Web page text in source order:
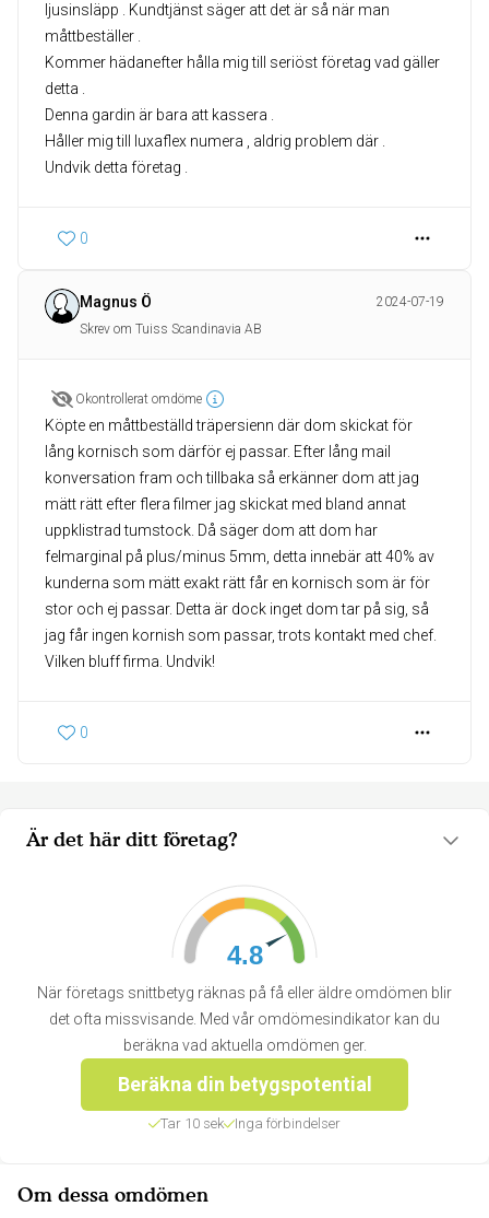
Är det här ditt företag?
4.8
När företags snittbetyg räknas på få eller äldre omdömen blir
det ofta missvisande. Med vår omdömesindikator kan du
beräkna vad aktuella omdömen ger.
Beräkna din betygspotential
Tar 10 sek Inga förbindelser
Om dessa omdömen
ljusinsläpp . Kundtjänst säger att det är så när man
måttbeställer .
Kommer hädanefter hålla mig till seriöst företag vad gäller
detta .
Denna gardin är bara att kassera .
Håller mig till luxaflex numera , aldrig problem där .
Undvik detta företag .
0
Magnus Ö
2024-07-19
Skrev om Tuiss Scandinavia AB
Okontrollerat omdöme
Köpte en måttbeställd träpersienn där dom skickat för
lång kornisch som därför ej passar. Efter lång mail
konversation fram och tillbaka så erkänner dom att jag
mätt rätt efter flera filmer jag skickat med bland annat
uppklistrad tumstock. Då säger dom att dom har
felmarginal på plus/minus 5mm, detta innebär att 40% av
kunderna som mätt exakt rätt får en kornisch som är för
stor och ej passar. Detta är dock inget dom tar på sig, så
jag får ingen kornish som passar, trots kontakt med chef.
Vilken bluff firma. Undvik!
0